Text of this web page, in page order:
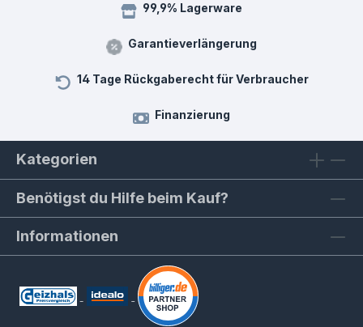
99,9% Lagerware
Garantieverlängerung
14 Tage Rückgaberecht für Verbraucher
Finanzierung
Kategorien
Benötigst du Hilfe beim Kauf?
Informationen